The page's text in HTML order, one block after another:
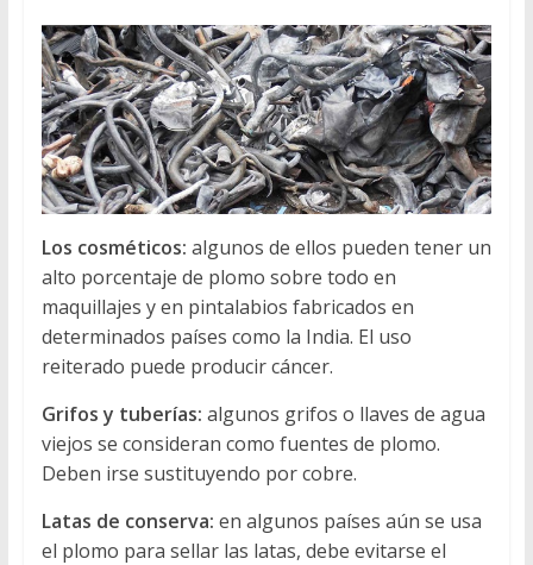
Los cosméticos: algunos de ellos pueden tener un
alto porcentaje de plomo sobre todo en
maquillajes y en pintalabios fabricados en
determinados países como la India. El uso
reiterado puede producir cáncer.
Grifos y tuberías: algunos grifos o llaves de agua
viejos se consideran como fuentes de plomo.
Deben irse sustituyendo por cobre.
Latas de conserva: en algunos países aún se usa
el plomo para sellar las latas, debe evitarse el